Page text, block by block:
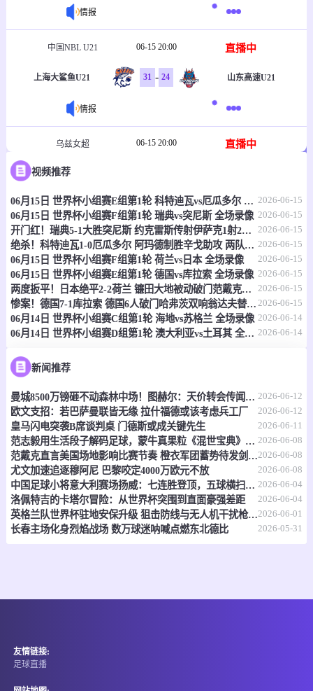
情报
中国NBL U21 06-15 20:00 直播中
上海大鲨鱼U21 31 - 24 山东高速U21
情报
乌兹女超 06-15 20:00 直播中
塔什干火车头女足
情报
乌兹职联 06-15 20:30 直播中
费尔干纳FA 0 - 0 哈沃尔罕
情报
坦桑超 06-15 21:00 即将开始
福斯特FC
情报
坦桑超 06-15 21:00 即将开始
福斯特FC 0 - 0 科斯塔尔
情报
坦桑超 06-15 21:00 即将开始
阿达玛市
视频推荐
06月15日 世界杯小组赛E组第1轮 科特迪瓦vs厄瓜多尔 全场录像 2026-06-15
06月15日 世界杯小组赛F组第1轮 瑞典vs突尼斯 全场录像 2026-06-15
开门红！瑞典5-1大胜突尼斯 约克雷斯传射伊萨克1射2传阿亚里双响 2026-06-15
绝杀！科特迪瓦1-0厄瓜多尔 阿玛德制胜辛戈助攻 两队4中门框 2026-06-15
06月15日 世界杯小组赛F组第1轮 荷兰vs日本 全场录像 2026-06-15
06月15日 世界杯小组赛E组第1轮 德国vs库拉索 全场录像 2026-06-15
两度扳平！日本绝平2-2荷兰 镰田大地被动破门范戴克世界杯首球 2026-06-15
惨案！德国7-1库拉索 德国6人破门哈弗茨双响翁达夫替补1射2传 2026-06-15
06月14日 世界杯小组赛C组第1轮 海地vs苏格兰 全场录像 2026-06-14
06月14日 世界杯小组赛D组第1轮 澳大利亚vs土耳其 全场录像 2026-06-14
新闻推荐
曼城8500万镑砸不动森林中场！图赫尔：天价转会传闻反倒成了安德森的兴奋剂 2026-06-12
欧文支招：若巴萨曼联皆无缘 拉什福德或该考虑兵工厂 2026-06-12
皇马闪电突袭B席谈判桌 门德斯或成关键先生 2026-06-11
范志毅用生活段子解码足球，蒙牛真果粒《混世宝典》玩出新花样 2026-06-08
范戴克直言美国场地影响比赛节奏 橙衣军团蓄势待发剑指世界杯2026-06-08
尤文加速追逐穆阿尼 巴黎咬定4000万欧元不放 2026-06-08
中国足球小将意大利赛场扬威：七连胜登顶，五球横扫北欧豪门！ 2026-06-04
洛佩特吉的卡塔尔冒险：从世界杯突围到直面豪强差距 2026-06-04
英格兰队世界杯驻地安保升级 狙击防线与无人机干扰枪严阵以待2026-06-01
长春主场化身烈焰战场 数万球迷呐喊点燃东北德比 2026-05-31
友情链接:
足球直播